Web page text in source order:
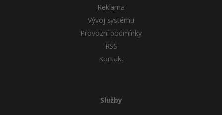
Reklama
Vývoj systému
Provozní podmínky
RSS
Kontakt
Služby